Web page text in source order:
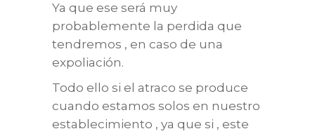
Ya que ese será muy
probablemente la perdida que
tendremos , en caso de una
expoliación.
Todo ello si el atraco se produce
cuando estamos solos en nuestro
establecimiento , ya que si , este